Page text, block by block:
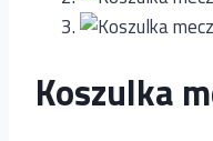
Koszulka